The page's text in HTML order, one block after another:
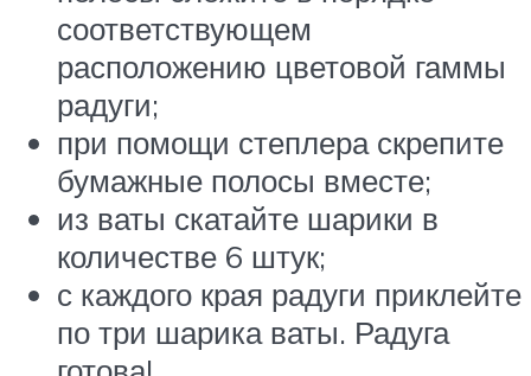
соответствующем
расположению цветовой гаммы
радуги;
при помощи степлера скрепите
бумажные полосы вместе;
из ваты скатайте шарики в
количестве 6 штук;
с каждого края радуги приклейте
по три шарика ваты. Радуга